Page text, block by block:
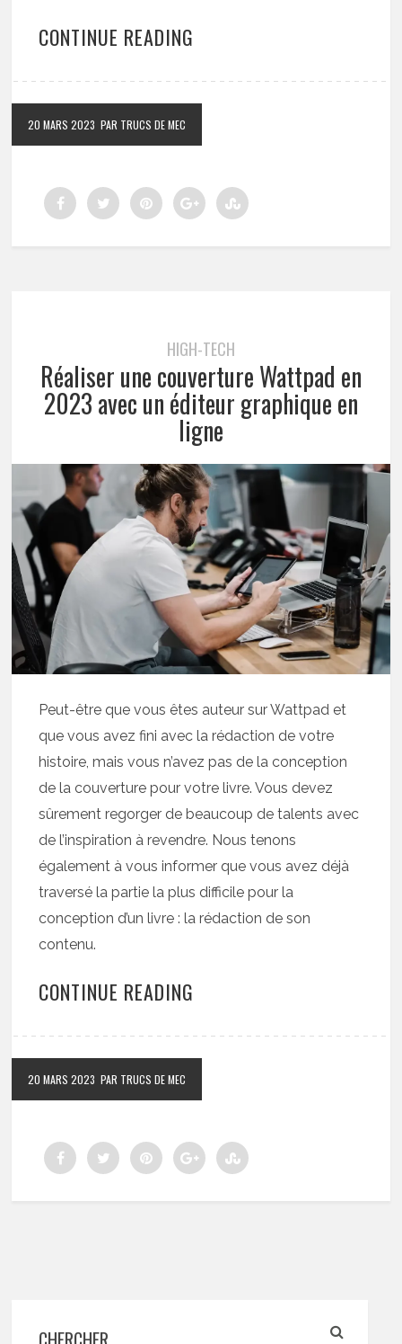
CONTINUE READING
20 MARS 2023 PAR TRUCS DE MEC
HIGH-TECH
Réaliser une couverture Wattpad en
2023 avec un éditeur graphique en
ligne
Peut-être que vous êtes auteur sur Wattpad et
que vous avez fini avec la rédaction de votre
histoire, mais vous n’avez pas de la conception
de la couverture pour votre livre. Vous devez
sûrement regorger de beaucoup de talents avec
de l’inspiration à revendre. Nous tenons
également à vous informer que vous avez déjà
traversé la partie la plus difficile pour la
conception d’un livre : la rédaction de son
contenu.
CONTINUE READING
20 MARS 2023 PAR TRUCS DE MEC